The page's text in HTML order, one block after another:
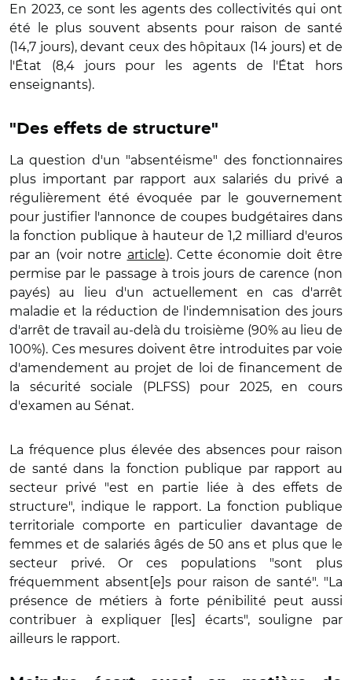
En 2023, ce sont les agents des collectivités qui ont
été le plus souvent absents pour raison de santé
(14,7 jours), devant ceux des hôpitaux (14 jours) et de
l'État (8,4 jours pour les agents de l'État hors
enseignants).
"Des effets de structure"
La question d'un "absentéisme" des fonctionnaires
plus important par rapport aux salariés du privé a
régulièrement été évoquée par le gouvernement
pour justifier l'annonce de coupes budgétaires dans
la fonction publique à hauteur de 1,2 milliard d'euros
par an (voir notre article). Cette économie doit être
permise par le passage à trois jours de carence (non
payés) au lieu d'un actuellement en cas d'arrêt
maladie et la réduction de l'indemnisation des jours
d'arrêt de travail au-delà du troisième (90% au lieu de
100%). Ces mesures doivent être introduites par voie
d'amendement au projet de loi de financement de
la sécurité sociale (PLFSS) pour 2025, en cours
d'examen au Sénat.
La fréquence plus élevée des absences pour raison
de santé dans la fonction publique par rapport au
secteur privé "est en partie liée à des effets de
structure", indique le rapport. La fonction publique
territoriale comporte en particulier davantage de
femmes et de salariés âgés de 50 ans et plus que le
secteur privé. Or ces populations "sont plus
fréquemment absent[e]s pour raison de santé". "La
présence de métiers à forte pénibilité peut aussi
contribuer à expliquer [les] écarts", souligne par
ailleurs le rapport.